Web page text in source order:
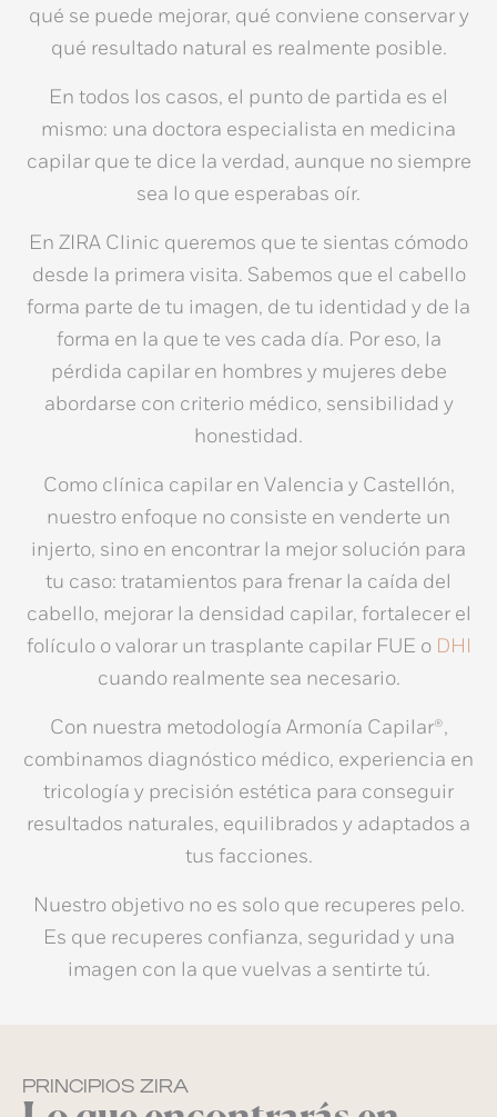
qué se puede mejorar, qué conviene conservar y
qué resultado natural es realmente posible.
En todos los casos, el punto de partida es el
mismo: una doctora especialista en medicina
capilarque te dice la verdad, aunque no siempre
sea lo que esperabas oír.
En ZIRA Clinic queremos que te sientas cómodo
desde la primera visita. Sabemos que el cabello
forma parte de tu imagen, de tu identidad y de la
forma en la que te ves cada día. Por eso, la
pérdida capilar en hombres y mujeres debe
abordarse con criterio médico, sensibilidad y
honestidad.
Como clínica capilar en Valencia y Castellón,
nuestro enfoque no consiste en venderte un
injerto, sino en encontrar la mejor solución para
tu caso: tratamientos para frenar la caída del
cabello, mejorar la densidad capilar, fortalecer el
folículo o valorar un trasplante capilar FUE o DHI
cuando realmente sea necesario.
Con nuestra metodología Armonía Capilar®,
combinamos diagnóstico médico, experiencia en
tricología y precisión estética para conseguir
resultados naturales, equilibrados y adaptados a
tus facciones.
Nuestro objetivo no es solo que recuperes pelo.
Es que recuperes confianza, seguridad y una
imagen con la que vuelvas a sentirte tú.
PRINCIPIOS ZIRA